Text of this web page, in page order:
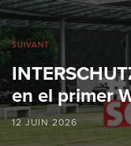
SUIVANT
en el primer
12 JUIN 2026